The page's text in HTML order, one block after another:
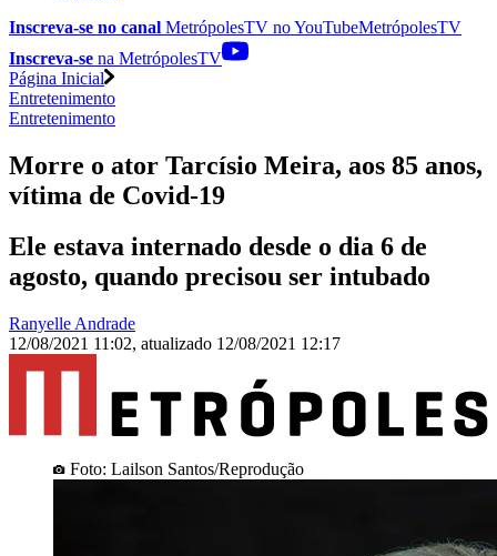
Inscreva-se no canal MetrópolesTV noYouTubeMetrópolesTV
Inscreva-se na MetrópolesTV
Página Inicial
Entretenimento
Entretenimento
Morre o ator Tarcísio Meira, aos 85 anos,
vítima de Covid-19
Ele estava internado desde o dia 6 de
agosto, quando precisou ser intubado
Ranyelle Andrade
12/08/2021 11:02, atualizado 12/08/2021 12:17
Foto: Lailson Santos/Reprodução